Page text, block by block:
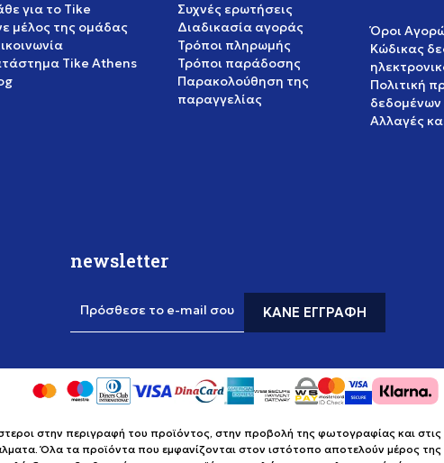
για το Tike
μέλος της ομάδας
Tike Athens
Συχνές ερωτήσεις
Διαδικασία αγοράς
Τρόποι πληρωμής
Τρόποι παράδοσης
Παρακολούθηση της
παραγγελίας
Όροι
Κώδικας
Πολιτική
δεδομένων
Αλλαγές
newsletter
Πρόσθεσε το e-mail σου ΚΆΝΕ ΕΓΓΡΑΦΉ
στην περιγραφή του προϊόντος, στην προβολή της φωτογραφίας και στις
Όλα τα προϊόντα που εμφανίζονται στον ιστότοπο αποτελούν μέρος της